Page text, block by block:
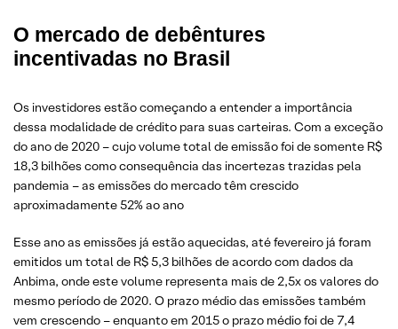
O mercado de debêntures
incentivadas no Brasil
Os investidores estão começando a entender a importância
dessa modalidade de crédito para suas carteiras. Com a exceção
do ano de 2020 – cujo volume total de emissão foi de somente R$
18,3 bilhões como consequência das incertezas trazidas pela
pandemia – as emissões do mercado têm crescido
aproximadamente 52% ao ano
Esse ano as emissões já estão aquecidas, até fevereiro já foram
emitidos um total de R$ 5,3 bilhões de acordo com dados da
Anbima, onde este volume representa mais de 2,5x os valores do
mesmo período de 2020. O prazo médio das emissões também
vem crescendo – enquanto em 2015 o prazo médio foi de 7,4